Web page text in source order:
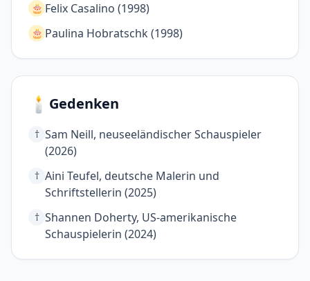
🎂 Felix Casalino (1998)
🎂 Paulina Hobratschk (1998)
🕯️ Gedenken
† Sam Neill, neuseeländischer Schauspieler
(2026)
† Aini Teufel, deutsche Malerin und
Schriftstellerin (2025)
† Shannen Doherty, US-amerikanische
Schauspielerin (2024)